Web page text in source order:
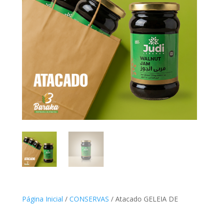
Página Inicial / CONSERVAS / Atacado GELEIA DE